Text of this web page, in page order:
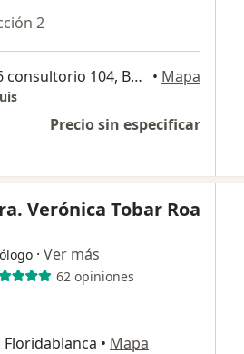
2
Carrera 26 N 48 - 26 consultorio 104, Bucaramanga • Mapa
Precio sin especificar
Verónica Tobar Roa
· Ver más
62 opiniones
Floridablanca • Mapa